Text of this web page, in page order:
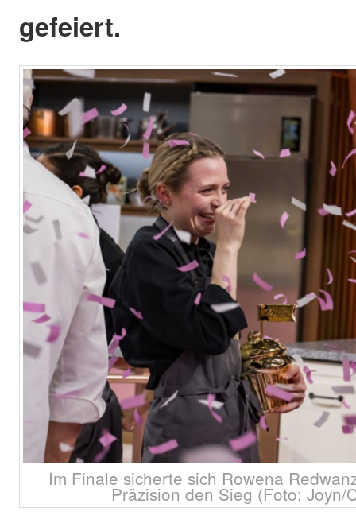
gefeiert.
Im Finale sicherte sich Rowena
Präzision den Sieg (Foto: Joyn/